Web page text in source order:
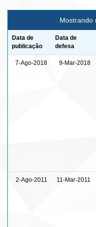
Mostrando
Data de
publicação
Data de
defesa
7-Ago-2018 9-Mar-2018
2-Ago-2011 11-Mar-2011